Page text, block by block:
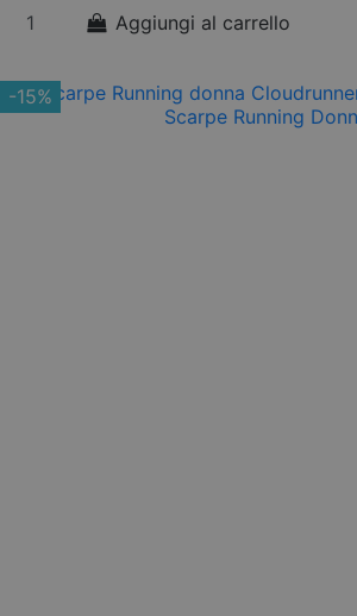
Aggiungi al carrello
-15%